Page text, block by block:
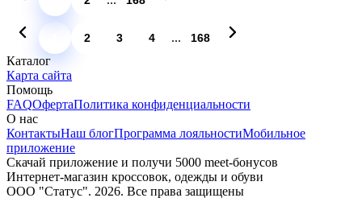
2 3 4 ... 168
Каталог
Карта сайта
Помощь
FAQОфертаПолитика конфиденциальности
О нас
КонтактыНаш блогПрограмма лояльностиМобильное
приложение
Скачай приложение и получи 5000 meet-бонусов
Интернет-магазин кроссовок, одежды и обуви
ООО "Статус". 2026. Все права защищены